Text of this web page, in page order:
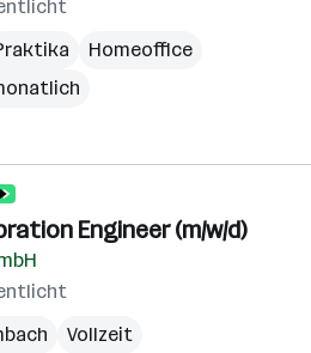
Homeoffice
Engineer (m/w/d)
Vollzeit